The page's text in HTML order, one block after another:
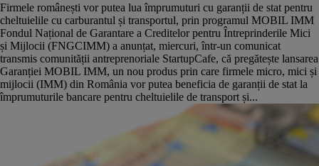
Firmele românești vor putea lua împrumuturi cu garanții de stat pentru
cheltuielile cu carburantul și transportul, prin programul MOBIL IMM
Fondul Național de Garantare a Creditelor pentru Întreprinderile Mici
și Mijlocii (FNGCIMM) a anunțat, miercuri, într-un comunicat
transmis comunității antreprenoriale StartupCafe, că pregătește lansarea
Garanției MOBIL IMM, un nou produs prin care firmele micro, mici și
mijlocii (IMM) din România vor putea beneficia de garanții de stat la
împrumuturile bancare pentru cheltuielile de transport și...